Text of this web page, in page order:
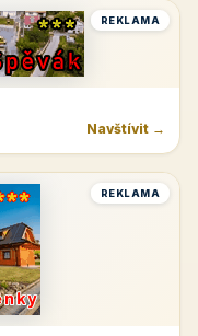
REKLAMA
Navštívit →
REKLAMA